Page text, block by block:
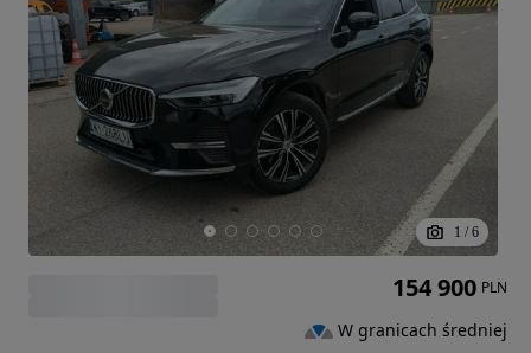
1 / 6
154 900 PLN
W granicach średniej